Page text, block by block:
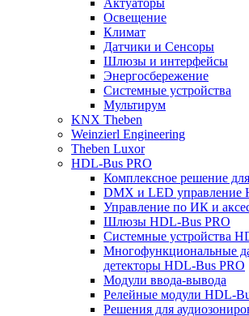
Освещение
Климат
Датчики и Сенсоры
Шлюзы и интерфейсы
Энергосбережение
Системные устройства
Мультирум
KNX Theben
Weinzierl Engineering
Theben Luxor
HDL-Bus PRO
Комплексное решение
DMX и LED управление
Управление по ИК и
Шлюзы HDL-Bus PRO
Системные устройства
Многофункциональные
детекторы HDL-Bus PRO
Модули ввода-вывода
Релейные модули HDL-
Решения для